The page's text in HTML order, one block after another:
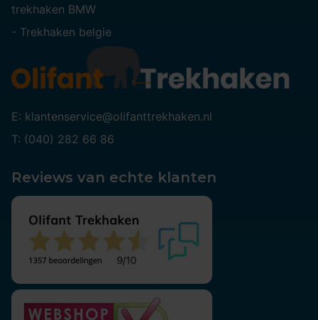
trekhaken BMW
- Trekhaken belgie
E: klantenservice@olifanttrekhaken.nl
T: (040) 282 66 86
Reviews van echte klanten